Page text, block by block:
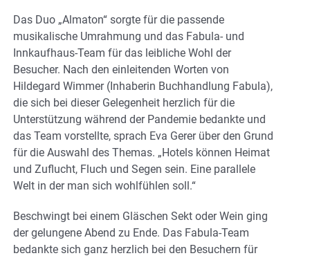
Das Duo „Almaton“ sorgte für die passende
musikalische Umrahmung und das Fabula- und
Innkaufhaus-Team für das leibliche Wohl der
Besucher. Nach den einleitenden Worten von
Hildegard Wimmer (Inhaberin Buchhandlung Fabula),
die sich bei dieser Gelegenheit herzlich für die
Unterstützung während der Pandemie bedankte und
das Team vorstellte, sprach Eva Gerer über den Grund
für die Auswahl des Themas. „Hotels können Heimat
und Zuflucht, Fluch und Segen sein. Eine parallele
Welt in der man sich wohlfühlen soll.“
Beschwingt bei einem Gläschen Sekt oder Wein ging
der gelungene Abend zu Ende. Das Fabula-Team
bedankte sich ganz herzlich bei den Besuchern für